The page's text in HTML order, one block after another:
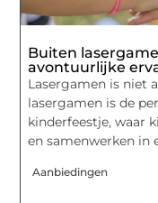
Buiten
avontuurlijke
Lasergamen is niet
lasergamen is de
kinderfeestje, waar
en samenwerken in
Aanbiedingen